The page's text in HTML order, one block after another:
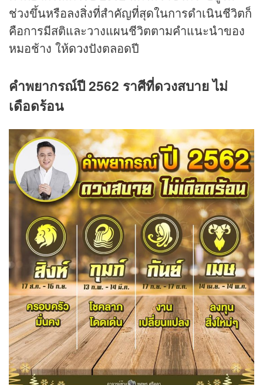
ช่วงขึ้นหรือลงสิ่งที่สำคัญที่สุดในการดำเนินชีวิตก็
คือการมีสติและวางแผนชีวิตตามคำแนะนำของ
หมอช้าง ให้ดวงปังตลอดปี
คำพยากรณ์ปี 2562 ราศีที่ดวงสบาย ไม่
เดือดร้อน